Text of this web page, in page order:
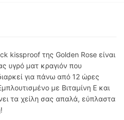
kissproof της Golden Rose είναι
υγρό ματ κραγιόν που
για πάνω από 12 ώρες
με Βιταμίνη Ε και
τα χείλη σας απαλά, εύπλαστα